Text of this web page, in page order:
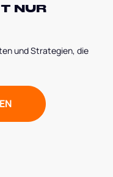
NUR
und Strategien, die